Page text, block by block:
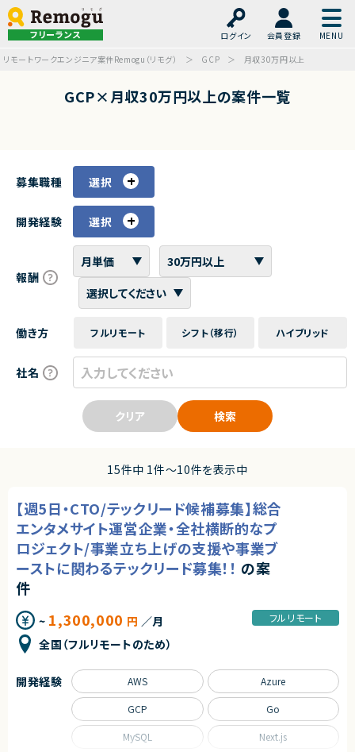
フリーランス ログイン
会員登録
リモートワークエンジニア案件Remogu（リモグ）
GCP 月収30万円以上
GCP×月収30万円以上の案件一覧
募集職種 選択
開発経験 選択
報酬
働き方 フルリモート シフト（移行） ハイブリッド
社名
クリア 検索
15件中 1件〜10件を表示中
【週5日・CTO/テックリード候補募集】総合
エンタメサイト運営企業・全社横断的なプ
ロジェクト/事業立ち上げの支援や事業ブ
ーストに関わるテックリード募集！！ の案
件
~ 1,300,000 円 ／月
全国（フルリモートのため）
フルリモート
開発経験 AWS Azure
GCP Go
MySQL Next.js